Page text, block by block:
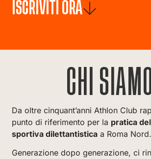
ISCRIVITI ORA
CHI SIAMO
Da oltre cinquant’anni Athlon Club
punto di riferimento per la pratica
sportiva dilettantistica a Roma Nord.
Generazione dopo generazione, ci